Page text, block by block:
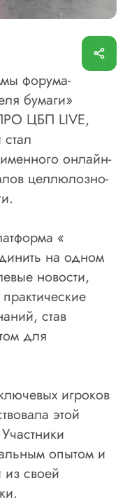
форума-
бумаги»
ЦБП LIVE,
онлайн-
целлюлозно-
«
на одном
новости,
став
для
игроков
этой
опытом и
своей